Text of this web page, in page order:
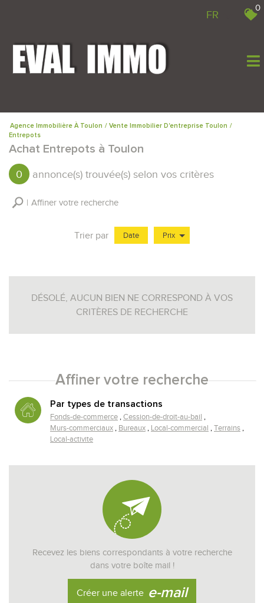
FR
0
Agence Immobilière À Toulon
Vente Immobilier D'entreprise Toulon
Entrepots
Achat Entrepots à Toulon
0 annonce(s) trouvée(s) selon vos critères
Affiner votre recherche
RECHERCHER
Trier par Date Prix
DÉSOLÉ, AUCUN BIEN NE CORRESPOND À VOS
CRITÈRES DE RECHERCHE
Affiner votre recherche
Par types de transactions
Fonds-de-commerce Cession-de-droit-au-bail
Murs-commerciaux
Bureaux Local-commercial
Terrains
Local-activite
Recevez les biens correspondants à votre recherche
dans votre boîte mail !
Créer une alerte e-mail